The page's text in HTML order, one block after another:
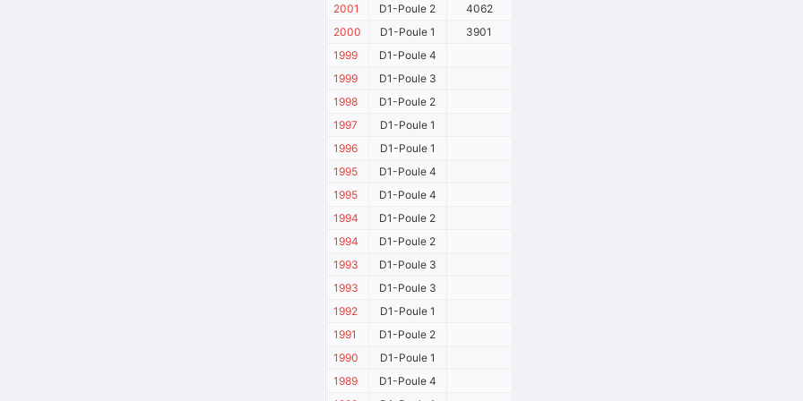
2001 D1-Poule 2
4062
2000
D1-Poule 1
3901
1999
D1-Poule 4
1999
D1-Poule 3
1998
D1-Poule 2
1997
D1-Poule 1
1996
D1-Poule 1
1995
D1-Poule 4
1995
D1-Poule 4
1994
D1-Poule 2
1994
D1-Poule 2
1993
D1-Poule 3
1993
D1-Poule 3
1992
D1-Poule 1
1991
D1-Poule 2
1990
D1-Poule 1
1989
D1-Poule 4